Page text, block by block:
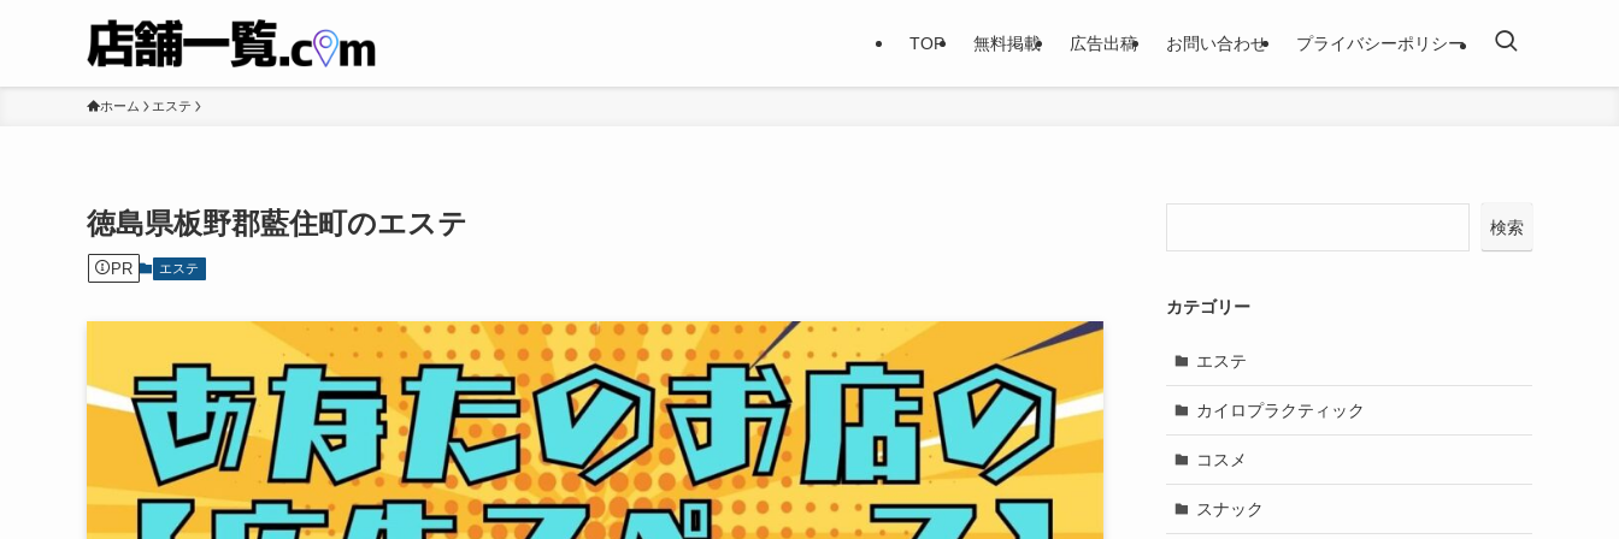
TOP 無料掲載 広告出稿 お問い合わせ プライバシーポリシー
ホーム エステ
徳島県板野郡藍住町のエステ
PR エステ
検索
カテゴリー
エステ
カイロプラクティック
コスメ
スナック